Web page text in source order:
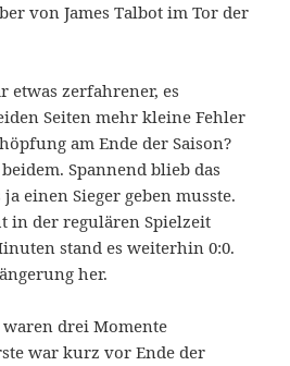
von James Talbot im Tor der
etwas zerfahrener, es
Seiten mehr kleine Fehler
am Ende der Saison?
Spannend blieb das
einen Sieger geben musste.
in der regulären Spielzeit
stand es weiterhin 0:0.
her.
drei Momente
war kurz vor Ende der